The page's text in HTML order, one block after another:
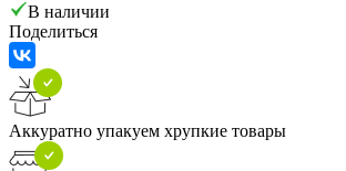
В наличии
Поделиться
Аккуратно упакуем хрупкие товары